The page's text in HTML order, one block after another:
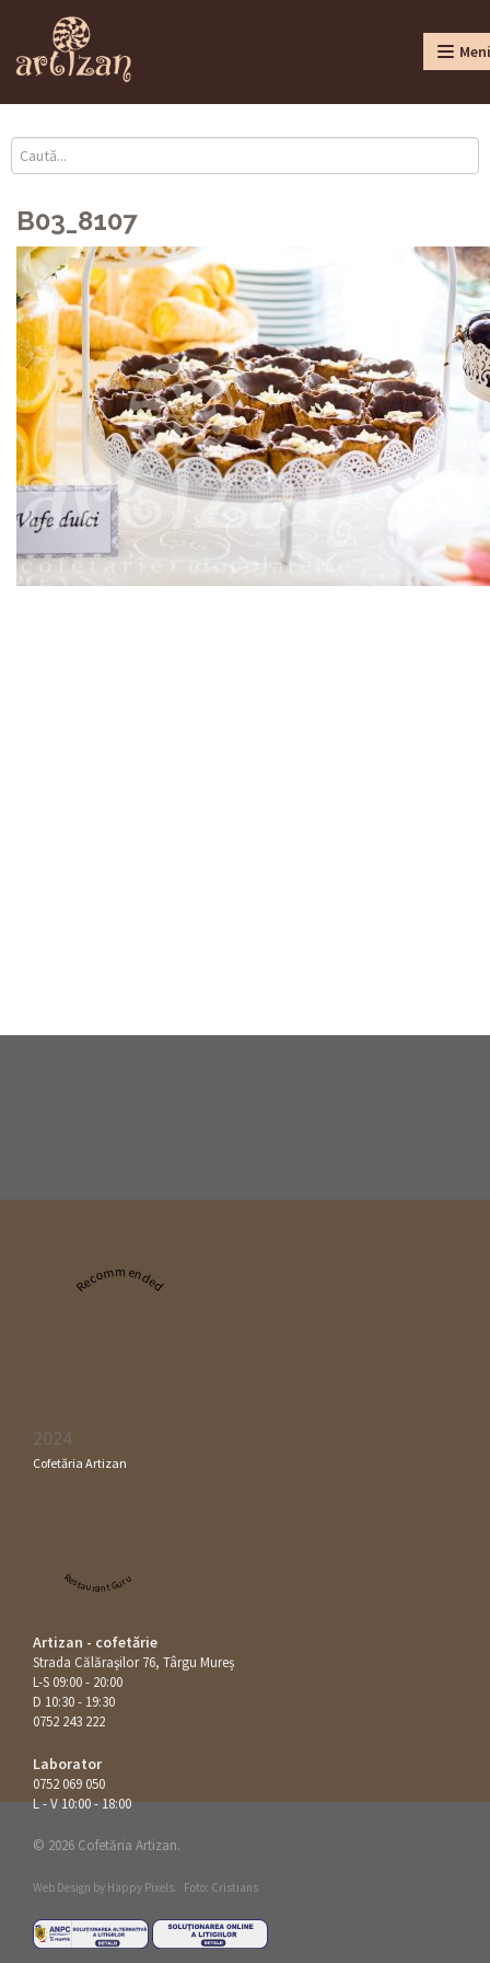
B03_8107
Recommended
2024
Cofetăria Artizan
Restaurant Guru
Artizan - cofetărie
Strada Călăraşilor 76, Târgu Mureș
L-S 09:00 - 20:00
D 10:30 - 19:30
0752 243 222
Laborator
0752 069 050
L - V 10:00 - 18:00
© 2026 Cofetăria Artizan.
Web Design by Happy Pixels. Foto: Cristians